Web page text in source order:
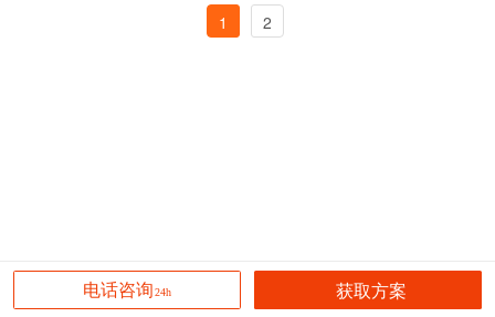
1 2
电话咨询 24h 获取方案